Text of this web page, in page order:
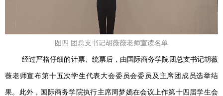
图四 团总支书记胡薇薇老师宣读名单
经过严格仔细的计票、统票后，由国际商务学院团总支书记胡薇
薇老师宣布第十五次学生代表大会委员会委员及主席团成员选举结
果。此外，国际商务学院执行主席周梦嫣在会议上作第十四届学生会